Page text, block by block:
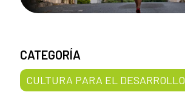
CATEGORÍA
CULTURA PARA EL DESARROLLO